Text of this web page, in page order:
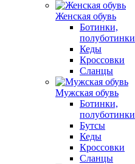
Женская обувь
Ботинки,
полуботинки
Кеды
Кроссовки
Сланцы
Мужская обувь
Ботинки,
полуботинки
Бутсы
Кеды
Кроссовки
Сланцы